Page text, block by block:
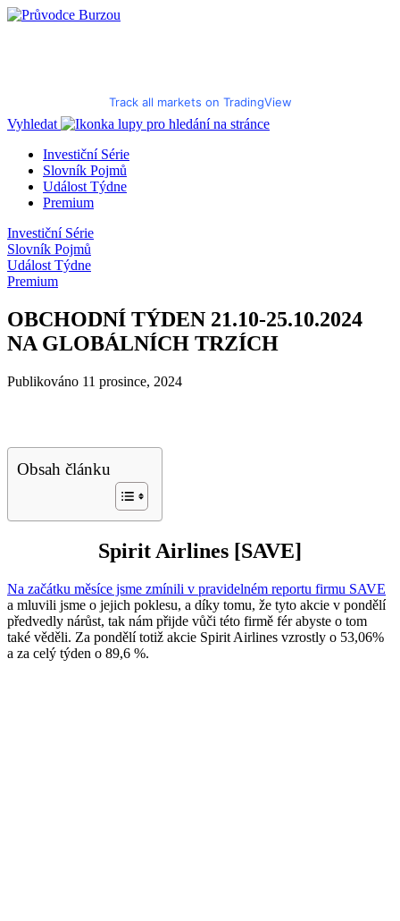
Track all markets on TradingView
Vyhledat
Investiční Série
Slovník Pojmů
Událost Týdne
Premium
Investiční Série
Slovník Pojmů
Událost Týdne
Premium
OBCHODNÍ TÝDEN 21.10-25.10.2024
NA GLOBÁLNÍCH TRZÍCH
Publikováno 11 prosince, 2024
Obsah článku
Spirit Airlines [SAVE]
Na začátku měsíce jsme zmínili v pravidelném reportu firmu SAVE
a mluvili jsme o jejich poklesu, a díky tomu, že tyto akcie v pondělí
předvedly nárůst, tak nám přijde vůči této firmě fér abyste o tom
také věděli. Za pondělí totiž akcie Spirit Airlines vzrostly o 53,06%
a za celý týden o 89,6 %.